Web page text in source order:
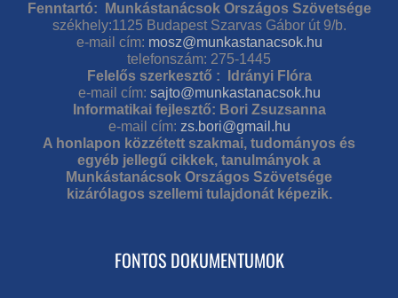
Fenntartó: Munkástanácsok Országos Szövetsége
székhely:1125 Budapest Szarvas Gábor út 9/b.
e-mail cím: mosz@munkastanacsok.hu
telefonszám: 275-1445
Felelős szerkesztő : Idrányi Flóra
e-mail cím: sajto@munkastanacsok.hu
Informatikai fejlesztő: Bori Zsuzsanna
e-mail cím: zs.bori@gmail.hu
A honlapon közzétett szakmai, tudományos és
egyéb jellegű cikkek, tanulmányok a
Munkástanácsok Országos Szövetsége
kizárólagos szellemi tulajdonát képezik.
FONTOS DOKUMENTUMOK